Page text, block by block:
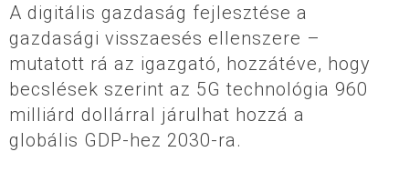
A digitális gazdaság fejlesztése a
gazdasági visszaesés ellenszere –
mutatott rá az igazgató, hozzátéve, hogy
becslések szerint az 5G technológia 960
milliárd dollárral járulhat hozzá a
globális GDP-hez 2030-ra.